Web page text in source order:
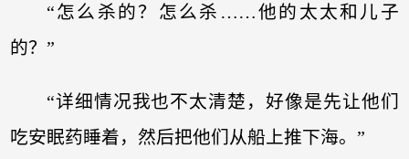
“怎么杀的？怎么杀……他的太太和儿子
的？”
“详细情况我也不太清楚，好像是先让他们
吃安眠药睡着，然后把他们从船上推下海。”